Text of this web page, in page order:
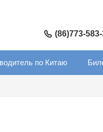
(86)773-
по Китаю